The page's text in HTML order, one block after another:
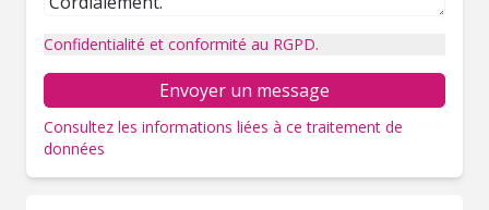
Confidentialité et conformité au RGPD.
Envoyer un message
Consultez les informations liées à ce traitement de
données